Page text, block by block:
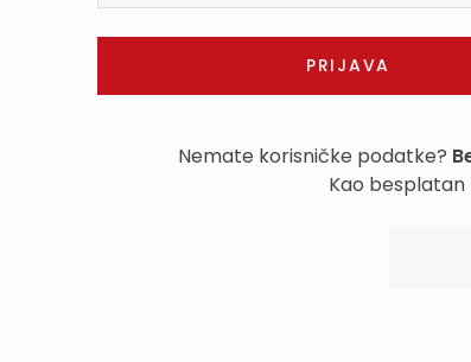
Nemate korisničke podatke?
Kao